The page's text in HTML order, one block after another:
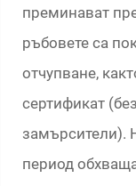
преминават
ръбовете са
отчупване,
сертификат
замърсители).
период